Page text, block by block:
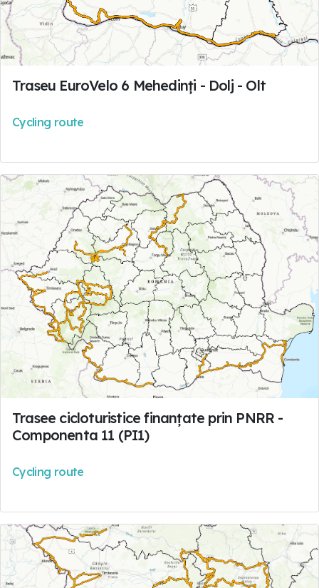
Traseu EuroVelo 6 Mehedinți - Dolj - Olt
Cycling route
Trasee cicloturistice finanțate prin PNRR -
Componenta 11 (PI1)
Cycling route